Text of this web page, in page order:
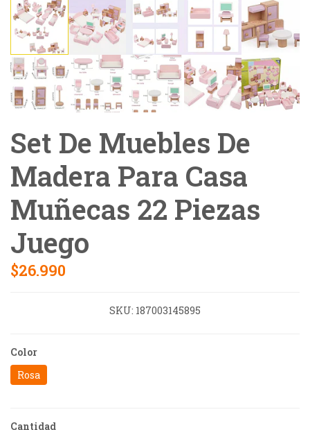
Set De Muebles De
Madera Para Casa
Muñecas 22 Piezas
Juego
$26.990
SKU: 187003145895
Color
Rosa
Cantidad